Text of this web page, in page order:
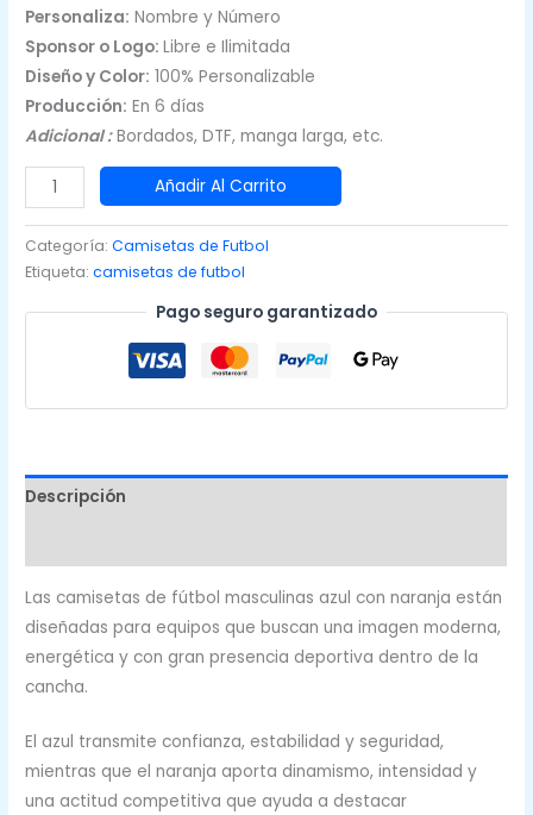
Personaliza: Nombre y Número
Sponsor o Logo:Libre e Ilimitada
Diseño y Color: 100% Personalizable
Producción: En 6 días
Adicional :Bordados, DTF, manga larga, etc.
Camisetas
de
Fútbol
Masculinas
cantidad
Añadir Al Carrito
Categoría:Camisetas de Futbol
Etiqueta:camisetas de futbol
Pago seguro garantizado
Descripción
Las camisetas de fútbol masculinas azul con naranja están
diseñadas para equipos que buscan una imagen moderna,
energética y con gran presencia deportiva dentro de la
cancha.
El azul transmite confianza, estabilidad y seguridad,
mientras que el naranja aporta dinamismo, intensidad y
una actitud competitiva que ayuda a destacar